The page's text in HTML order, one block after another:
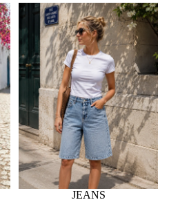
JEANS
JEANS